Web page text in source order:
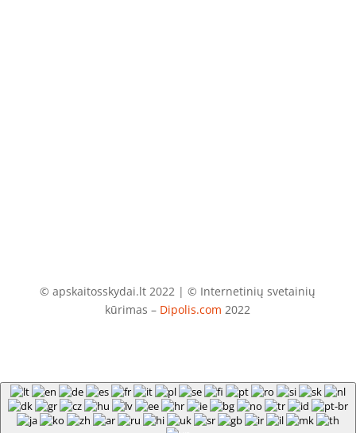
© apskaitosskydai.lt 2022 | © Internetinių svetainių
kūrimas – Dipolis.com 2022